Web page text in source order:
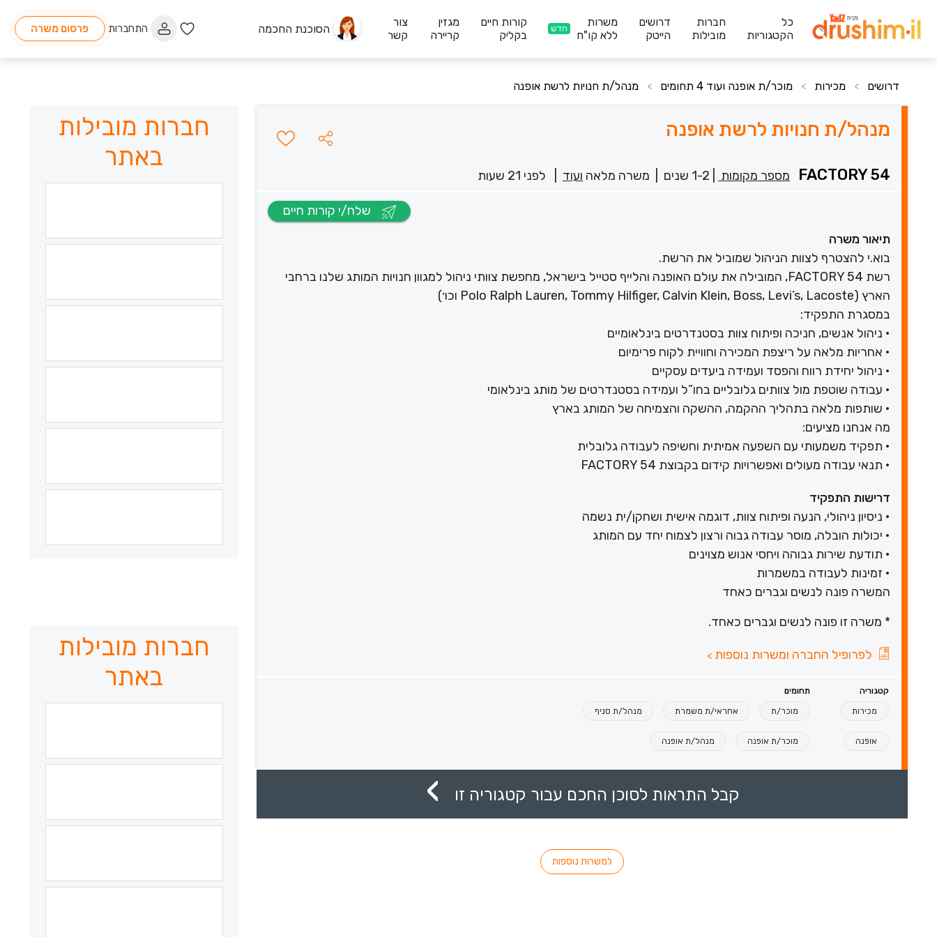
כל
הקטגוריות
חברות
מובילות
דרושים
הייטק
משרות
ללא קו"ח
חדש
קורות חיים
בקליק
מגזין
קריירה
צור
קשר
הסוכנת החכמה התחברות פרסום משרה
דרושים > מכירות > מוכר/ת אופנה ועוד 4 תחומים > מנהל/ת חנויות לרשת אופנה
מנהל/ת חנויות לרשת אופנה
FACTORY 54 מספר מקומות 1-2 שנים משרה מלאה ועוד לפני 21 שעות
תיאור משרה
בוא.י להצטרף לצוות הניהול שמוביל את הרשת.
רשת FACTORY 54, המובילה את עולם האופנה והלייף סטייל בישראל, מחפשת צוותי ניהול למגוון חנויות המותג שלנו ברחבי
הארץ (Polo Ralph Lauren, Tommy Hilfiger, Calvin Klein, Boss, Levi’s, Lacoste וכו׳)
במסגרת התפקיד:
• ניהול אנשים, חניכה ופיתוח צוות בסטנדרטים בינלאומיים
• אחריות מלאה על ריצפת המכירה וחוויית לקוח פרימיום
• ניהול יחידת רווח והפסד ועמידה ביעדים עסקיים
• עבודה שוטפת מול צוותים גלובליים בחו”ל ועמידה בסטנדרטים של מותג בינלאומי
• שותפות מלאה בתהליך ההקמה, ההשקה והצמיחה של המותג בארץ
מה אנחנו מציעים:
• תפקיד משמעותי עם השפעה אמיתית וחשיפה לעבודה גלובלית
• תנאי עבודה מעולים ואפשרויות קידום בקבוצת FACTORY 54
דרישות התפקיד
• ניסיון ניהולי, הנעה ופיתוח צוות, דוגמה אישית ושחקן/ית נשמה
• יכולות הובלה, מוסר עבודה גבוה ורצון לצמוח יחד עם המותג
• תודעת שירות גבוהה ויחסי אנוש מצוינים
• זמינות לעבודה במשמרות
המשרה פונה לנשים וגברים כאחד
* משרה זו פונה לנשים וגברים כאחד.
לפרופיל החברה ומשרות נוספות >
קטגוריה תחומים
מכירות מוכר/ת אחראי/ת משמרת מנהל/ת סניף
אופנה מוכר/ת אופנה מנהל/ת אופנה
קבל התראות לסוכן החכם עבור קטגוריה זו
למשרות נוספות
חברות מובילות
באתר
חברות מובילות
באתר